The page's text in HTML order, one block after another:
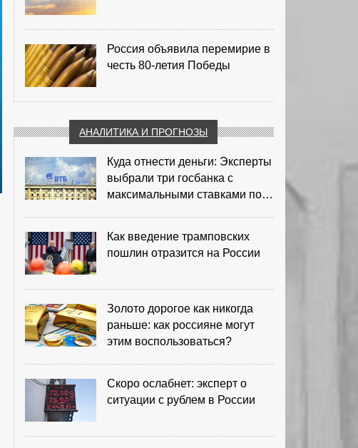
Россия объявила перемирие в
честь 80-летия Победы
АНАЛИТИКА И ПРОГНОЗЫ
Куда отнести деньги: Эксперты
выбрали три госбанка с
максимальными ставками по
Как введение трамповских
пошлин отразится на России
Золото дорогое как никогда
раньше: как россияне могут
этим воспользоваться?
Скоро ослабнет: эксперт о
ситуации с рублем в России